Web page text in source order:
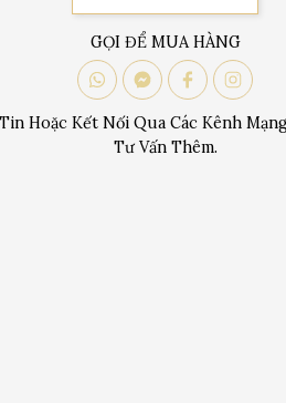
GỌI ĐỂ MUA HÀNG
Hoặc Kết Nối Qua Các Kênh
Tư Vấn Thêm.